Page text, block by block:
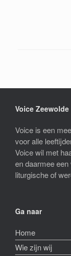
Voice Zeewolde
Voice is een
voor alle
Voice wil met
en daarmee
liturgische of
Ga naar
Home
Wie zijn wij